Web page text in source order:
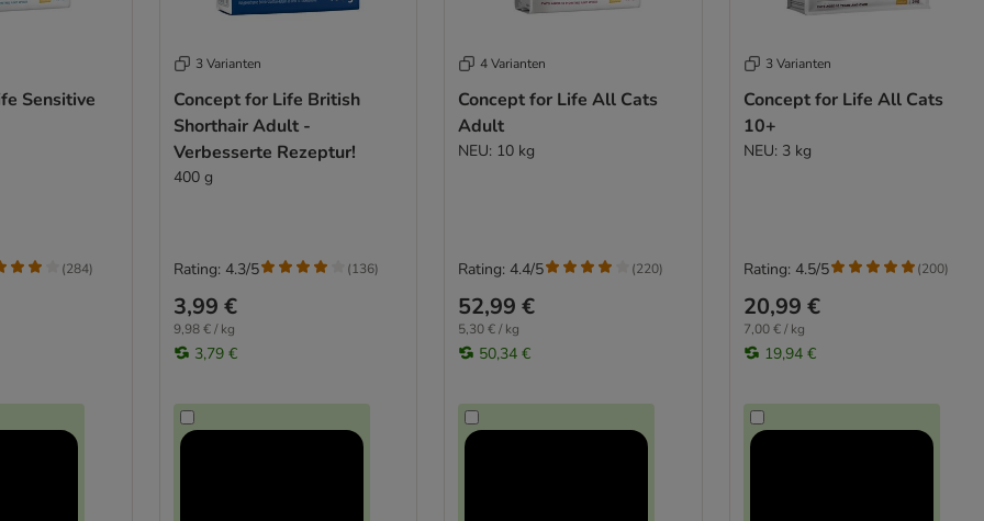
Sensitive
(284)
3 Varianten
Concept for Life British
Shorthair Adult -
Verbesserte Rezeptur!
400 g
3,99 €
9,98 € / kg
3,79 €
Rating: 4.3/5 (136)
4 Varianten
Concept for Life All Cats
Adult
NEU: 10 kg
52,99 €
5,30 € / kg
50,34 €
Rating: 4.4/5 (220)
3 Varianten
Concept for Life All Cats
10+
NEU: 3 kg
20,99 €
7,00 € / kg
19,94 €
Rating: 4.5/5 (200)